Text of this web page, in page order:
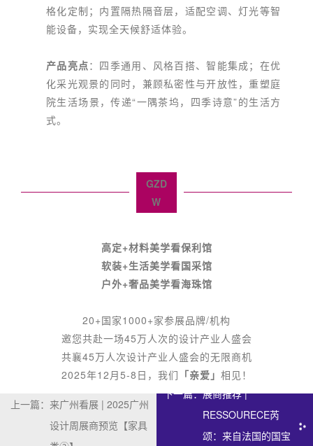
格化定制；内置隔热隔音层，适配空调、灯光等智
能设备，实现全天候舒适体验。
产品亮点：四季通用、风格百搭、智能集成；在优
化采光观景的同时，兼顾私密性与开放性，重塑庭
院生活场景，传递“一隅茶坞，四季诗意”的生活方
式。
GZD
W
高定+材料美学看保利馆
软装+生活美学看国采馆
户外+奢品美学看海珠馆
20+国家1000+家参展品牌/机构
邀您共赴一场45万人次的设计产业人盛会
共襄45万人次设计产业人盛会的无限商机
2025年12月5-8日，我们 「亲爱」 相见！
上一篇： 来广州看展 | 2025广州
设计周展商预览【家具
下一篇：展商推荐 |
RESSOURECE芮
颂：来自法国的国宝